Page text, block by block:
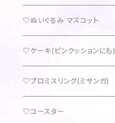
♡ぬいぐるみ マスコット
♡ケーキ(ピンクッションにも)
♡プロミスリング(ミサンガ)
♡コースター